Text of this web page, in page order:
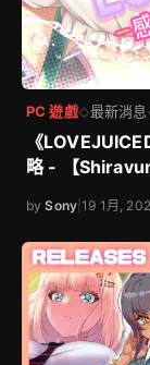
PC 遊戲◇最新消息
《
略 - 【
bySony |19 1月,